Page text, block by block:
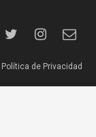
Política de Privacidad